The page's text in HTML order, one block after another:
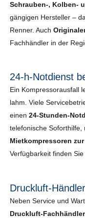
Schrauben-, Kolben-
gängigen Hersteller –
Renner. Auch
Fachhändler in der
24-h-Notdienst
Ein Kompressorausfall
lahm. Viele
einen 24-Stunden-
telefonische
Mietkompressoren
Verfügbarkeit finden
Druckluft-
Neben Service und
Druckluft-Fachhändler